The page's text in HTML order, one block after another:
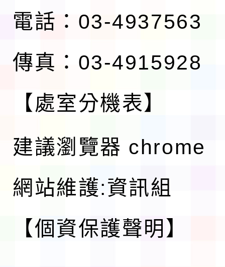
電話：03-4937563
傳真：03-4915928
【處室分機表】
建議瀏覽器 chrome
網站維護:資訊組
【個資保護聲明】